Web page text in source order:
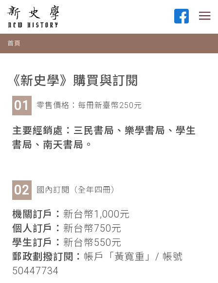
首頁
《新史學》購買與訂閱
零售價格：每冊新臺幣250元
主要經銷處：三民書局、樂學書局、學生
書局、南天書局。
國內訂閱（全年四冊）
機關訂戶： 新台幣1,000元
個人訂戶： 新台幣750元
學生訂戶： 新台幣550元
郵政劃撥訂閱： 帳戶「黃寬重」/ 帳號
50447734